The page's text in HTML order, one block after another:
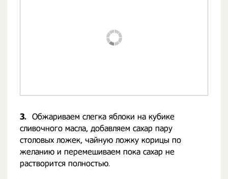
3. Обжариваем слегка яблоки на кубике
сливочного масла, добавляем сахар пару
столовых ложек, чайную ложку корицы по
желанию и перемешиваем пока сахар не
растворится полностью.